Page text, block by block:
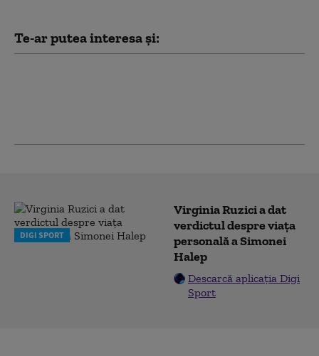
Te-ar putea interesa și:
DIGI SPORT
Virginia Ruzici a dat
verdictul despre viața
personală a Simonei
Halep
Descarcă aplicația Digi
Sport